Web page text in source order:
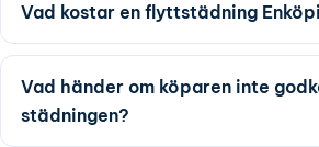
Vad kostar en flyttstädning
Vad händer om köparen inte
städningen?